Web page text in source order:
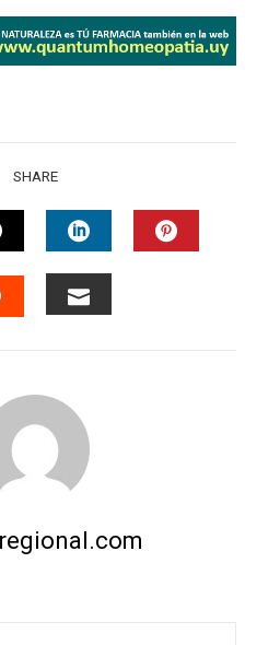
SHARE
LINKEDIN